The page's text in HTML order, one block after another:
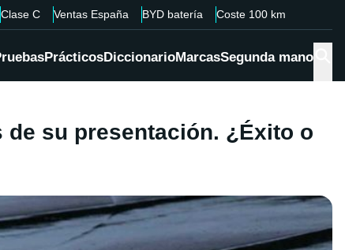
Clase C Ventas España BYD batería Coste 100 km
PrácticosDiccionarioMarcasSegunda mano
su presentación. ¿Éxito o